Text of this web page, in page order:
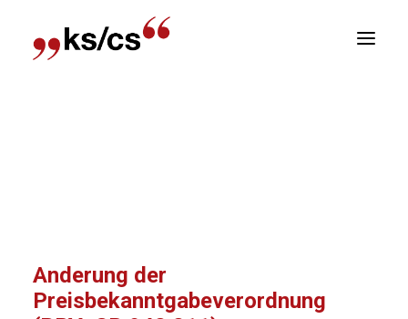
Änderung der
Preisbekanntgabeverordnung